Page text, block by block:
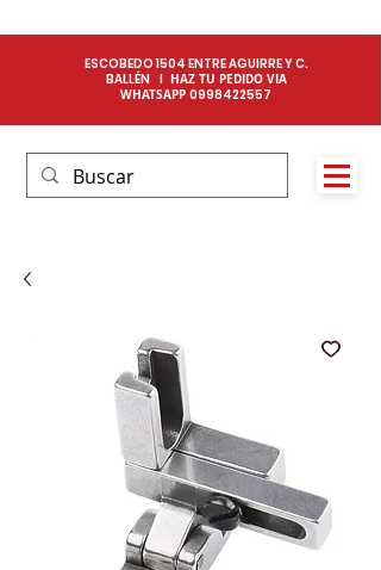
ESCOBEDO 1504 ENTRE AGUIRRE Y C.
BALLÉN I HAZ TU PEDIDO VIA
WHATSAPP 0998422557​